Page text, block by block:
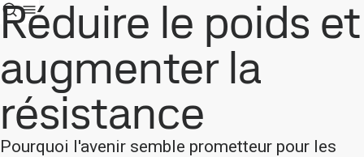
Réduire le poids et
augmenter la
résistance
Pourquoi l'avenir semble prometteur pour les